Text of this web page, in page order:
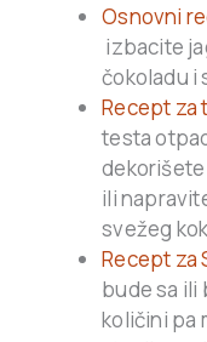
Osnovni
izbacite
čokoladu i
Recept za
testa
ili
svežeg
Recept za
bude sa ili
količini pa